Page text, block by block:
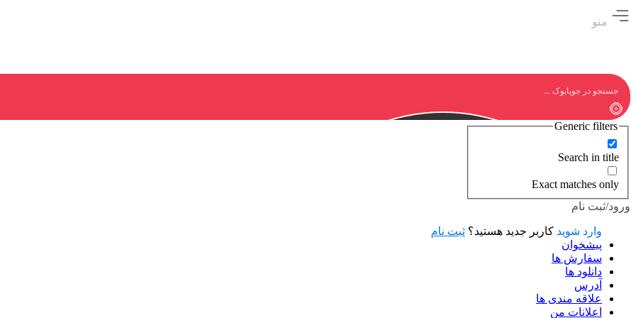
منو
Generic filters
Search in title
Exact matches only
ورود/ثبت نام
وارد شوید کاربر جدید هستید؟ ثبت نام
پیشخوان
سفارش ها
دانلود ها
آدرس
علاقه مندی ها
اعلانات من